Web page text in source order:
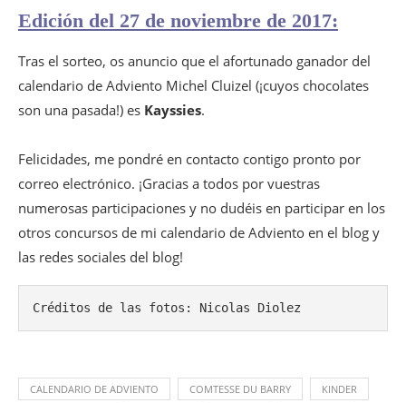
Edición del 27 de noviembre de 2017:
Tras el sorteo, os anuncio que el afortunado ganador del
calendario de Adviento Michel Cluizel (¡cuyos chocolates
son una pasada!) es Kayssies.
Felicidades, me pondré en contacto contigo pronto por
correo electrónico. ¡Gracias a todos por vuestras
numerosas participaciones y no dudéis en participar en los
otros concursos de mi calendario de Adviento en el blog y
las redes sociales del blog!
Créditos de las fotos: Nicolas Diolez
CALENDARIO DE ADVIENTO COMTESSE DU BARRY KINDER